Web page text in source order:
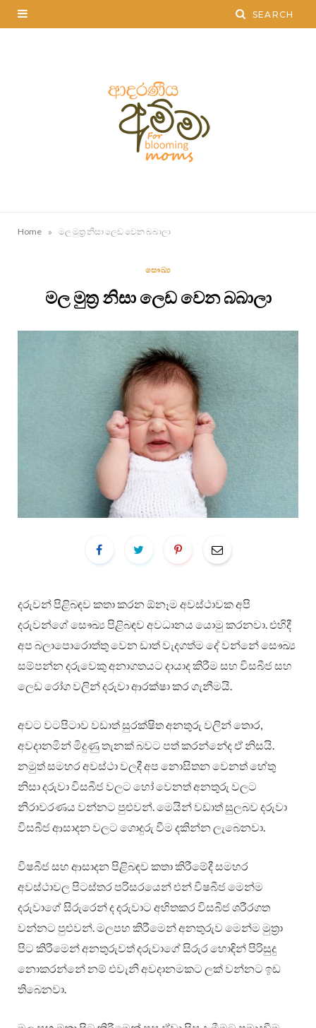
Home » මල මුත්‍ර නිසා ලෙඩ වෙන බබාලා
සෞඛ්‍ය
මල මුත්‍ර නිසා ලෙඩ වෙන බබාලා
දරුවන් පිළිබඳව කතා කරන ඕනෑම අවස්ථාවක අපි
දරුවන්ගේ සෞඛ්‍ය පිළිබඳව අවධානය යොමු කරනවා. එහිදී
අප බලාපොරොත්තු වෙන ඩාත් වැදගත්ම දේ වන්නේ සෞඛ්‍ය
සම්පන්න දරුවෙකු අනාගතයට දායාද කිරීම සහ විසබීජ සහ
ලෙඩ රෝග වලින් දරුවා ආරක්ෂා කර ගැනීමයි.
අවට වටපිටාව වඩාත් සුරක්ෂිත අනතුරු වලින් තොර,
අවදානමින් මිදුණු තැනක් බවට පත් කරන්නේද ඒ නිසයි.
නමුත් සමහර අවස්ථා වලදී අප නොසිතන වෙනත් හේතු
නිසා දරුවා විසබීජ වලට හෝ වෙනත් අනතුරු වලට
නිරාවරණය වන්නට පුළුවන්. මෙයින් වඩාත් සුලබව දරුවා
විසබීජ ආසාදන වලට ගොදුරු වීම දකින්න ලැබෙනවා.
විෂබීජ සහ ආසාදන පිළිබඳව කතා කිරීමේදී සමහර
අවස්ථාවල පිටස්තර පරිසරයෙන් එන් විෂබීජ මෙන්ම
දරුවාගේ සිරුරෙන් ද දරුවාට අහිතකර විසබීජ ශරීරගත
වන්නට පුළුවන්. මලපහ කිරීමෙන් අනතුරුව මෙන්ම මුත්‍රා
පිට කිරීමෙන් අනතුරුවත් දරුවාගේ සිරුර හොඳින් පිරිසුදු
නොකරන්නේ නම් එවැනි අවදානමකට ලක් වන්නට ඉඩ
තිබෙනවා.